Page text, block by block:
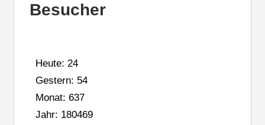
Besucher
Heute: 24
Gestern: 54
Monat: 637
Jahr: 180469